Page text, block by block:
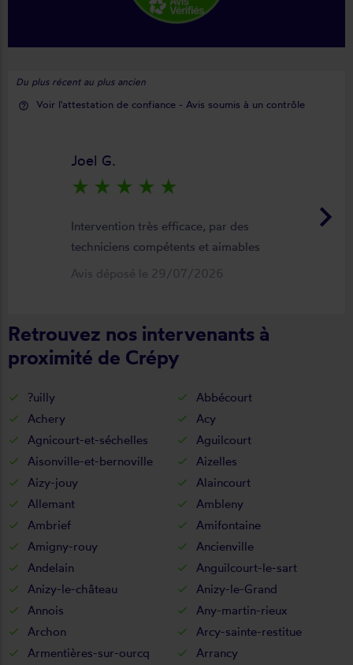
Du plus récent au plus ancien
help_outline Voir l'attestation de confiance - Avis soumis à un contrôle
keyboard_arrow_right
Joel G.
star_rate star_rate star_rate star_rate star_rate
Intervention très efficace, par des
techniciens compétents et aimables
Avis déposé le 29/07/2026
Retrouvez nos intervenants à
proximité de Crépy
?uilly
Abbécourt
Achery
Acy
Agnicourt-et-séchelles
Aguilcourt
Aisonville-et-bernoville
Aizelles
Aizy-jouy
Alaincourt
Allemant
Ambleny
Ambrief
Amifontaine
Amigny-rouy
Ancienville
Andelain
Anguilcourt-le-sart
Anizy-le-château
Anizy-le-Grand
Annois
Any-martin-rieux
Archon
Arcy-sainte-restitue
Armentières-sur-ourcq
Arrancy